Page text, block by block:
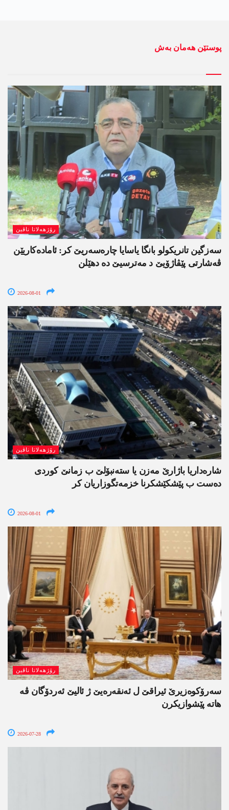
پوستێن ھەمان بەش
رۆژھەلاتا ناڤین
سەزگین تانریکولو بانگا یاسایا چارەسەریێ کر: ئامادەکاریێن
ڤەشارتی پێڤاژۆیێ د مەترسیێ دە دھێلن
2026-08-01
رۆژھەلاتا ناڤین
شارەداریا باژارێ مەزن یا ستەنبۆلێ ب زمانێ کوردی
دەست ب پێشکێشکرنا خزمەتگوزاریان کر
2026-08-01
رۆژھەلاتا ناڤین
سەرۆکوەزیرێ ئیراقێ ل ئەنقەرەیێ ژ ئالیێ ئەردۆگان ڤە
ھاتە پێشوازیکرن
2026-07-28